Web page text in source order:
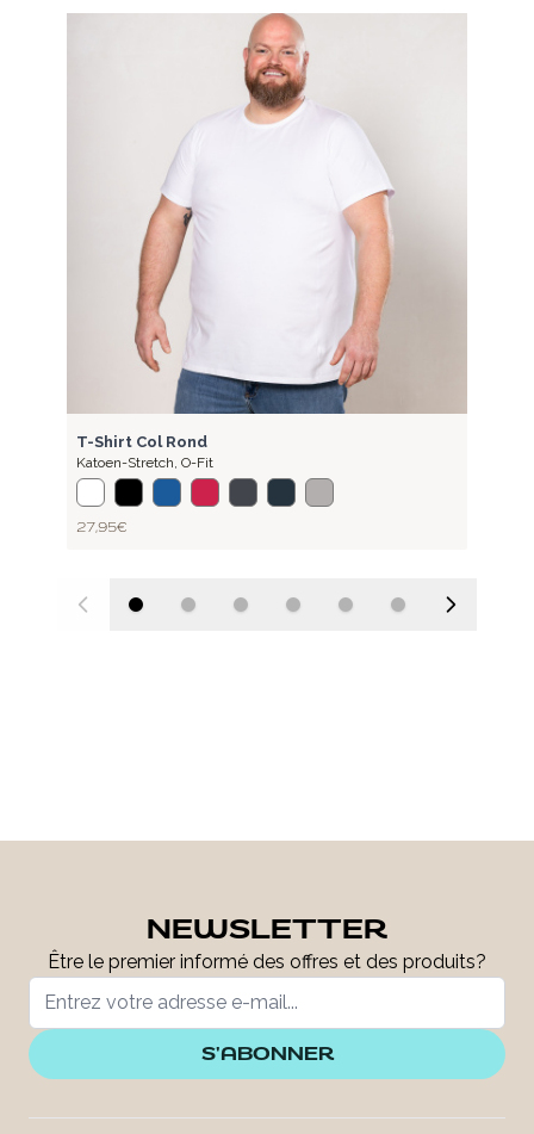
BASIC
T-Shirt Col Rond
Katoen-Stretch, O-Fit
27,95 €
NEWSLETTER
Être le premier informé des offres et des produits?
S'ABONNER